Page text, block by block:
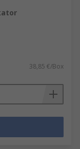
38,85 €/Box